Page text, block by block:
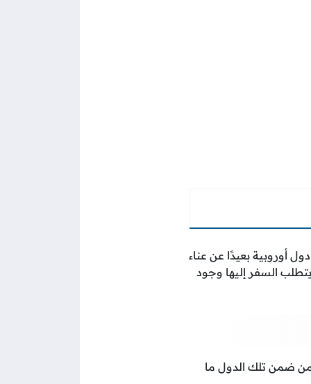
أوروبية بعيدًا عن عناء
يتطلب السفر إليها وجود
ضمن تلك الدول ما